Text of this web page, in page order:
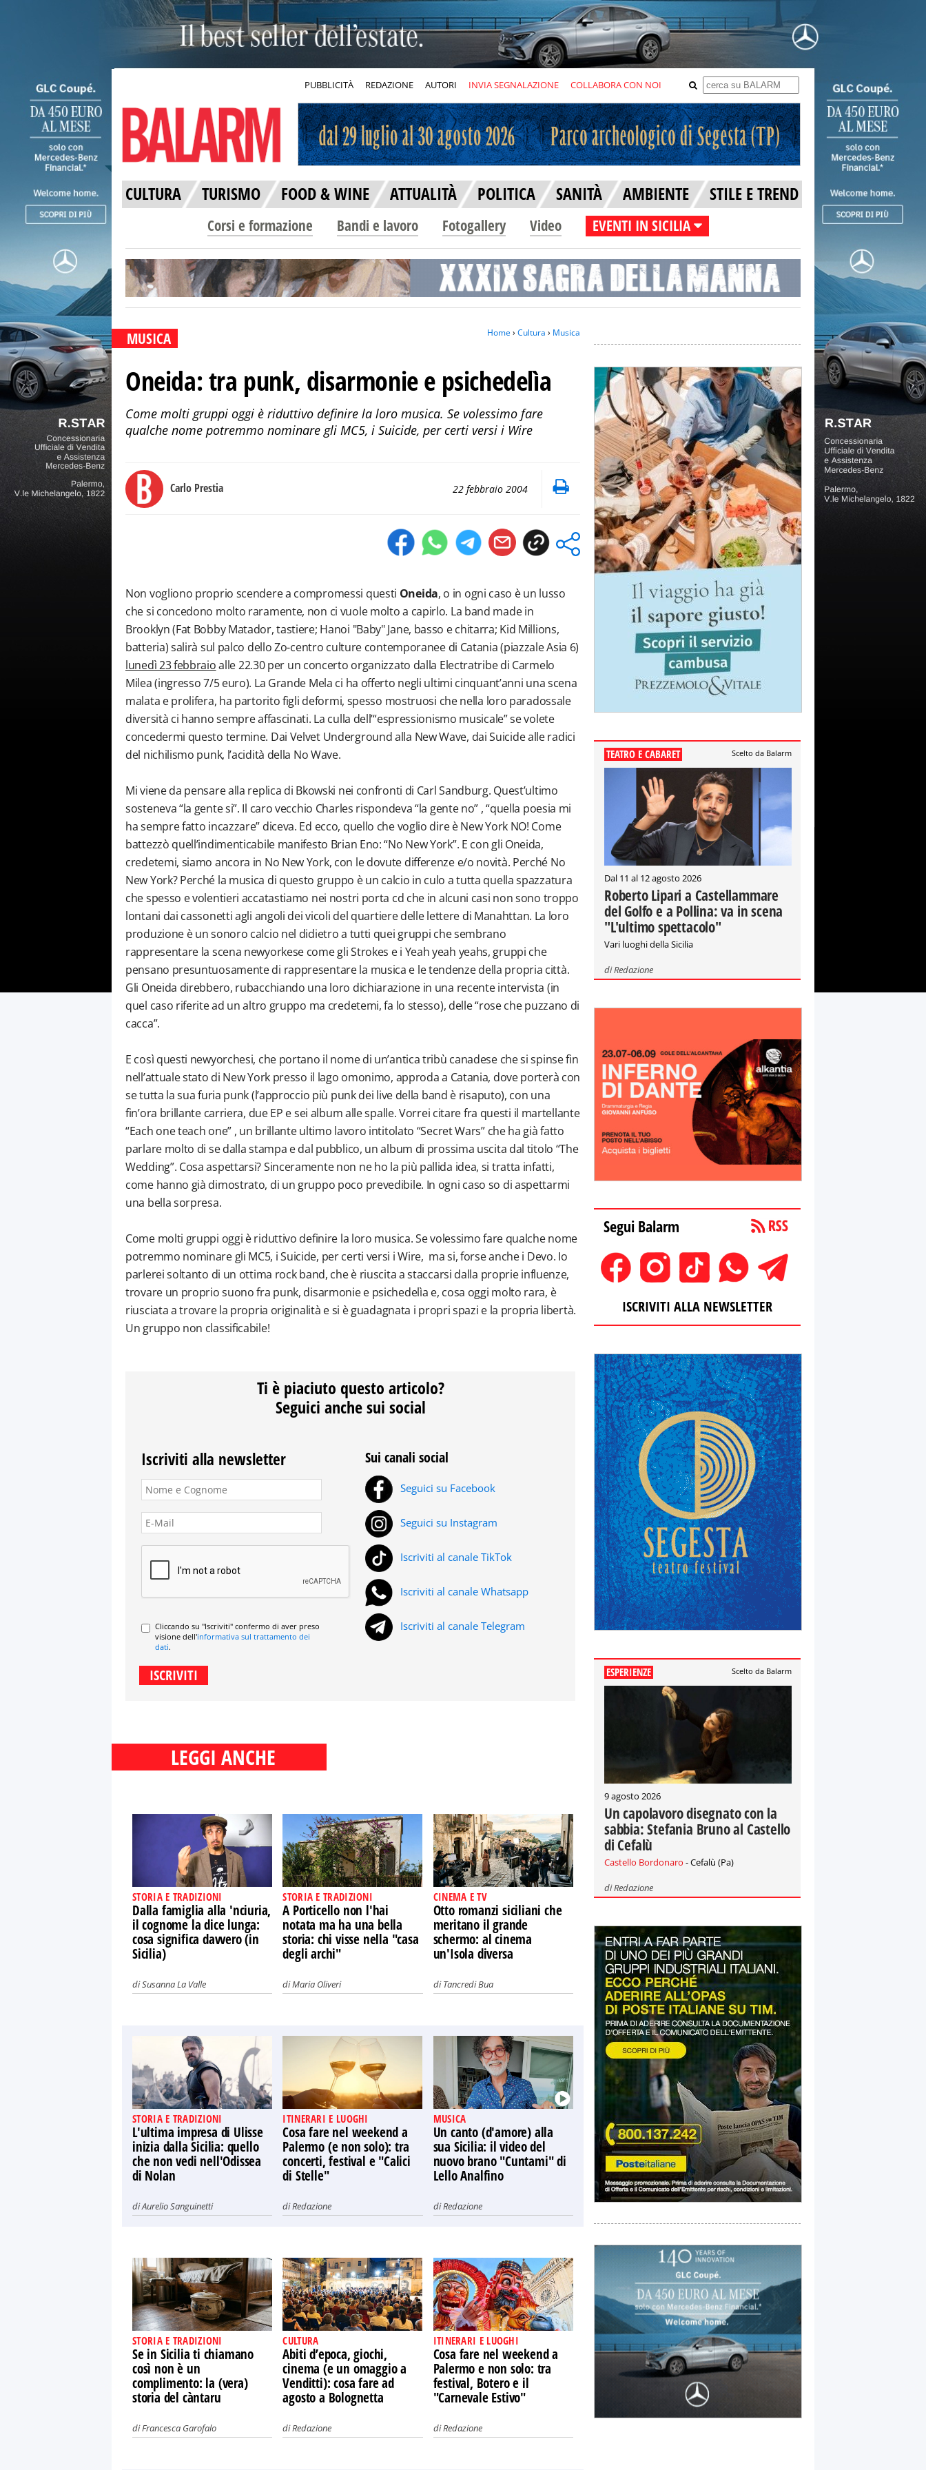
PUBBLICITÀ REDAZIONE AUTORI INVIA SEGNALAZIONE COLLABORA CON NOI
CULTURA TURISMO FOOD & WINE ATTUALITÀ POLITICA SANITÀ AMBIENTE STILE E TREND
Corsi e formazione Bandi e lavoro Fotogallery Video EVENTI IN SICILIA
MUSICA Home› Cultura › Musica
Oneida: tra punk, disarmonie e psichedelìa
Come molti gruppi oggi è riduttivo definire la loro musica. Se volessimo fare
qualche nome potremmo nominare gli MC5, i Suicide, per certi versi i Wire
Carlo Prestia 22 febbraio 2004
Non vogliono proprio scendere a compromessi questi Oneida, o in ogni caso è un lusso
che si concedono molto raramente, non ci vuole molto a capirlo. La band made in
Brooklyn (Fat Bobby Matador, tastiere; Hanoi "Baby" Jane, basso e chitarra; Kid Millions,
batteria) salirà sul palco dello Zo-centro culture contemporanee di Catania (piazzale Asia 6)
lunedì 23 febbraioalle 22.30 per un concerto organizzato dalla Electratribe di Carmelo
Milea (ingresso 7/5 euro). La Grande Mela ci ha offerto negli ultimi cinquant’anni una scena
malata e prolifera, ha partorito figli deformi, spesso mostruosi che nella loro paradossale
diversità ci hanno sempre affascinati. La culla dell’“espressionismo musicale” se volete
concedermi questo termine. Dai Velvet Underground alla New Wave, dai Suicide alle radici
del nichilismo punk, l’acidità della No Wave.
Mi viene da pensare alla replica di Bkowski nei confronti di Carl Sandburg. Quest’ultimo
sosteneva “la gente si”. Il caro vecchio Charles rispondeva “la gente no” , “quella poesia mi
ha sempre fatto incazzare” diceva. Ed ecco, quello che voglio dire è New York NO! Come
battezzò quell’indimenticabile manifesto Brian Eno: “No New York”. E con gli Oneida,
credetemi, siamo ancora in No New York, con le dovute differenze e/o novità. Perché No
New York? Perché la musica di questo gruppo è un calcio in culo a tutta quella spazzatura
che spesso e volentieri accatastiamo nei nostri porta cd che in alcuni casi non sono troppo
lontani dai cassonetti agli angoli dei vicoli del quartiere delle lettere di Manahttan. La loro
produzione è un sonoro calcio nel didietro a tutti quei gruppi che sembrano
rappresentare la scena newyorkese come gli Strokes e i Yeah yeah yeahs, gruppi che
pensano presuntuosamente di rappresentare la musica e le tendenze della propria città.
Gli Oneida direbbero, rubacchiando una loro dichiarazione in una recente intervista (in
quel caso riferite ad un altro gruppo ma credetemi, fa lo stesso), delle “rose che puzzano di
cacca”.
E così questi newyorchesi, che portano il nome di un’antica tribù canadese che si spinse fin
nell’attuale stato di New York presso il lago omonimo, approda a Catania, dove porterà con
se tutta la sua furia punk (l’approccio più punk dei live della band è risaputo), con una
fin’ora brillante carriera, due EP e sei album alle spalle. Vorrei citare fra questi il martellante
“Each one teach one” , un brillante ultimo lavoro intitolato “Secret Wars” che ha già fatto
parlare molto di se dalla stampa e dal pubblico, un album di prossima uscita dal titolo “The
Wedding”. Cosa aspettarsi? Sinceramente non ne ho la più pallida idea, si tratta infatti,
come hanno già dimostrato, di un gruppo poco prevedibile. In ogni caso so di aspettarmi
una bella sorpresa.
Come molti gruppi oggi è riduttivo definire la loro musica. Se volessimo fare qualche nome
potremmo nominare gli MC5, i Suicide, per certi versi i Wire, ma si, forse anche i Devo. Io
parlerei soltanto di un ottima rock band, che è riuscita a staccarsi dalla proprie influenze,
trovare un proprio suono fra punk, disarmonie e psichedelìa e, cosa oggi molto rara, è
riusciata a trovare la propria originalità e si è guadagnata i propri spazi e la propria libertà.
Un gruppo non classificabile!
Ti è piaciuto questo articolo?
Seguici anche sui social
Iscriviti alla newsletter
Cliccando su "Iscriviti" confermo di aver preso
visione dell'informativa sul trattamento dei
dati.
Sui canali social
Seguici su Facebook
Seguici su Instagram
Iscriviti al canale TikTok
Iscriviti al canale Whatsapp
Iscriviti al canale Telegram
LEGGI ANCHE
STORIA E TRADIZIONI
Dalla famiglia alla 'nciuria,
il cognome la dice lunga:
cosa significa davvero (in
Sicilia)
diSusanna La Valle
STORIA E TRADIZIONI
A Porticello non l'hai
notata ma ha una bella
storia: chi visse nella "casa
degli archi"
diMaria Oliveri
CINEMA E TV
Otto romanzi siciliani che
meritano il grande
schermo: al cinema
un'Isola diversa
diTancredi Bua
STORIA E TRADIZIONI
L'ultima impresa di Ulisse
inizia dalla Sicilia: quello
che non vedi nell'Odissea
di Nolan
diAurelio Sanguinetti
ITINERARI E LUOGHI
Cosa fare nel weekend a
Palermo (e non solo): tra
concerti, festival e "Calici
di Stelle"
diRedazione
MUSICA
Un canto (d'amore) alla
sua Sicilia: il video del
nuovo brano "Cuntami" di
Lello Analfino
diRedazione
STORIA E TRADIZIONI
Se in Sicilia ti chiamano
così non è un
complimento: la (vera)
storia del càntaru
diFrancesca Garofalo
CULTURA
Abiti d’epoca, giochi,
cinema (e un omaggio a
Venditti): cosa fare ad
agosto a Bolognetta
diRedazione
ITINERARI E LUOGHI
Cosa fare nel weekend a
Palermo e non solo: tra
festival, Botero e il
"Carnevale Estivo"
diRedazione
TEATRO E CABARET Scelto da Balarm
Dal 11 al 12 agosto 2026
Roberto Lipari a Castellammare
del Golfo e a Pollina: va in scena
"L'ultimo spettacolo"
Vari luoghi della Sicilia
diRedazione
Segui Balarm
ISCRIVITI ALLA NEWSLETTER
ESPERIENZE Scelto da Balarm
9 agosto 2026
Un capolavoro disegnato con la
sabbia: Stefania Bruno al Castello
di Cefalù
Castello Bordonaro - Cefalù (Pa)
diRedazione